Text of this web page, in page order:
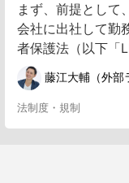
まず、前提として
会社に出社して勤
者保護法（以下「
藤江大輔（外部
法制度・規制